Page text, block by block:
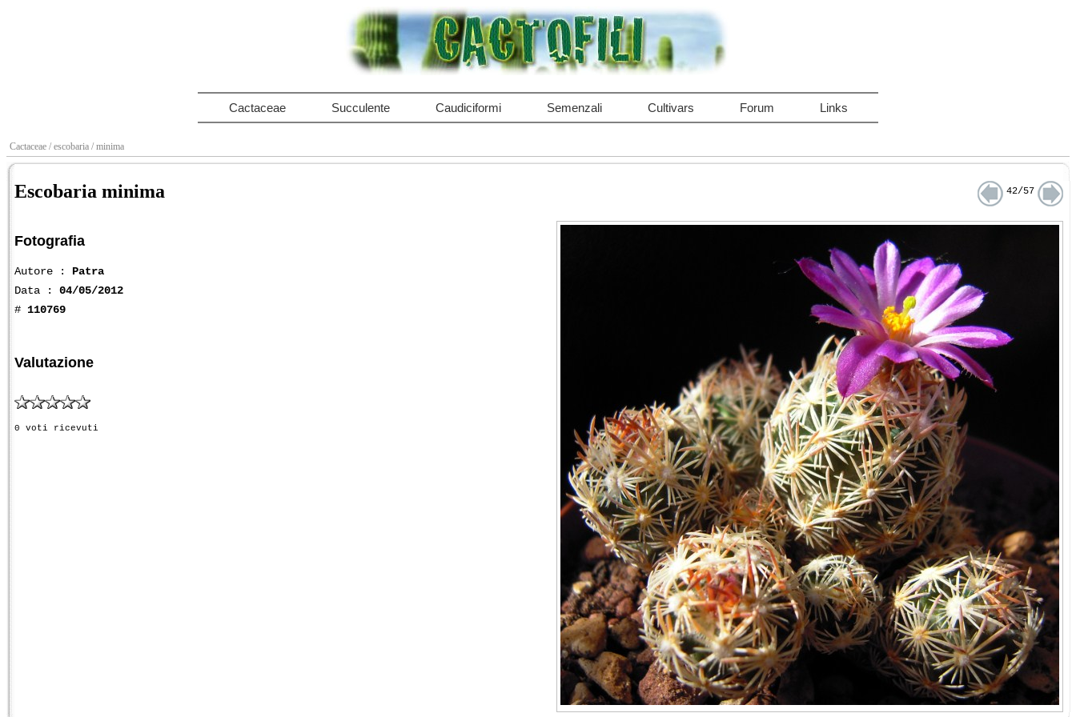
Cactaceae Succulente Caudiciformi Semenzali Cultivars Forum Links
Cactaceae / escobaria / minima
Escobaria minima 42/57
Fotografia
Autore : Patra
Data : 04/05/2012
# 110769
Valutazione
0 voti ricevuti